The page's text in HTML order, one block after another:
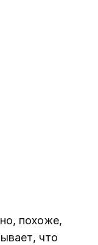
похоже,
что